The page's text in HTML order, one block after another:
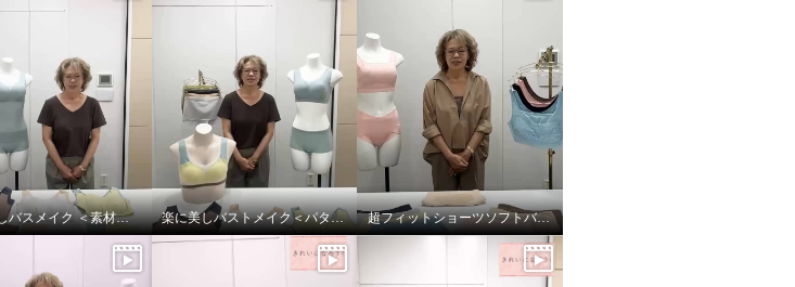
楽に美しバスメイク ＜素材編＞ 楽に美しバストメイク＜パターン編＞ 超フィットショーツソフトバージョン！